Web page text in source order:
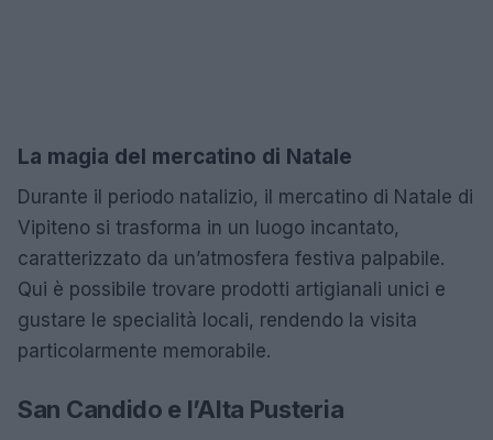
La magia del mercatino di Natale
Durante il periodo natalizio, il mercatino di Natale di
Vipiteno si trasforma in un luogo incantato,
caratterizzato da un’atmosfera festiva palpabile.
Qui è possibile trovare prodotti artigianali unici e
gustare le specialità locali, rendendo la visita
particolarmente memorabile.
San Candido e l’Alta Pusteria